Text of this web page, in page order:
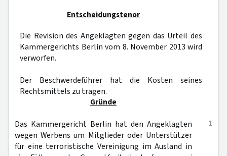
Entscheidungstenor
Die Revision des Angeklagten gegen das Urteil des
Kammergerichts Berlin vom 8. November 2013 wird
verworfen.
Der Beschwerdeführer hat die Kosten seines
Rechtsmittels zu tragen.
Gründe
1
Das Kammergericht Berlin hat den Angeklagten
wegen Werbens um Mitglieder oder Unterstützer
für eine terroristische Vereinigung im Ausland in